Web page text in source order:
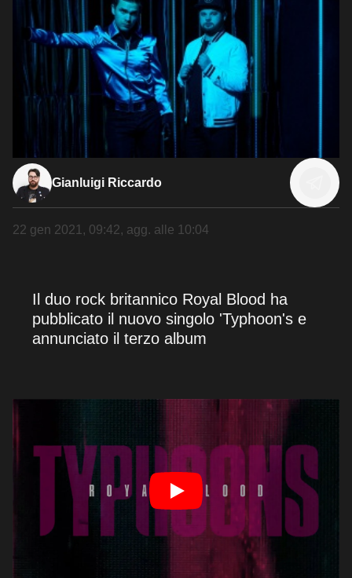
Gianluigi Riccardo
22 gen 2021, 09:42, agg. alle 10:04
Il duo rock britannico Royal Blood ha
pubblicato il nuovo singolo 'Typhoon's e
annunciato il terzo album